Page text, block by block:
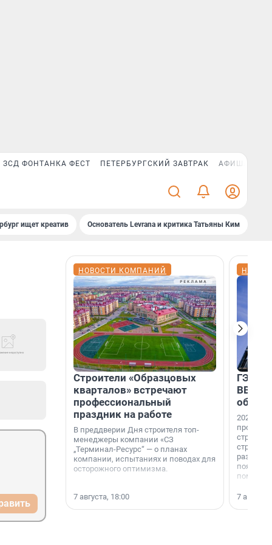
ЗСД ФОНТАНКА ФЕСТ ПЕТЕРБУРГСКИЙ ЗАВТРАК АФИША PLUS
ищет креатив Основатель Levrana и критика Татьяны Ким
НОВОСТИ КОМПАНИЙ
Строители «Образцовых
кварталов» встречают
профессиональный
праздник на работе
В преддверии Дня строителя топ-
менеджеры компании «СЗ
„Терминал-Ресурс“ — о планах
компании, испытаниях и поводах для
осторожного оптимизма.
7 августа, 18:00
ГЭС,
ВВП: в
об
2026-й —
раз. В
7